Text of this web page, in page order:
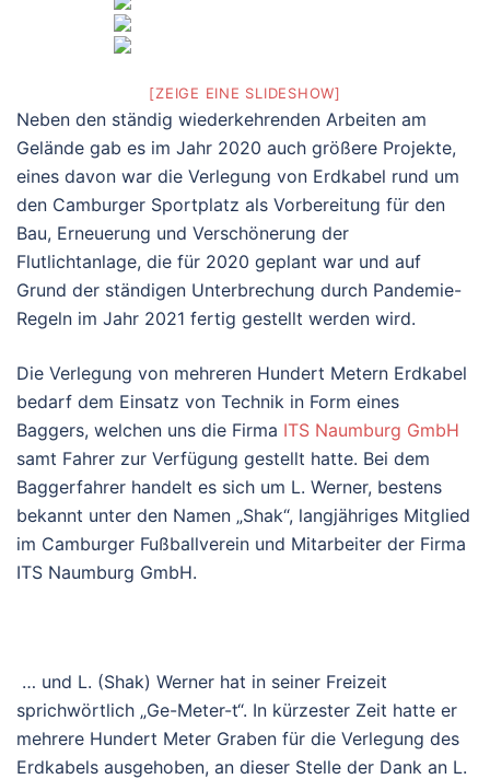
[ZEIGE EINE SLIDESHOW]
Neben den ständig wiederkehrenden Arbeiten am
Gelände gab es im Jahr 2020 auch größere Projekte,
eines davon war die Verlegung von Erdkabel rund um
den Camburger Sportplatz als Vorbereitung für den
Bau, Erneuerung und Verschönerung der
Flutlichtanlage, die für 2020 geplant war und auf
Grund der ständigen Unterbrechung durch Pandemie-
Regeln im Jahr 2021 fertig gestellt werden wird.
Die Verlegung von mehreren Hundert Metern Erdkabel
bedarf dem Einsatz von Technik in Form eines
Baggers, welchen uns die Firma ITS Naumburg GmbH
samt Fahrer zur Verfügung gestellt hatte. Bei dem
Baggerfahrer handelt es sich um L. Werner, bestens
bekannt unter den Namen „Shak“, langjähriges Mitglied
im Camburger Fußballverein und Mitarbeiter der Firma
ITS Naumburg GmbH.
… und L. (Shak) Werner hat in seiner Freizeit
sprichwörtlich „Ge-Meter-t“. In kürzester Zeit hatte er
mehrere Hundert Meter Graben für die Verlegung des
Erdkabels ausgehoben, an dieser Stelle der Dank an L.